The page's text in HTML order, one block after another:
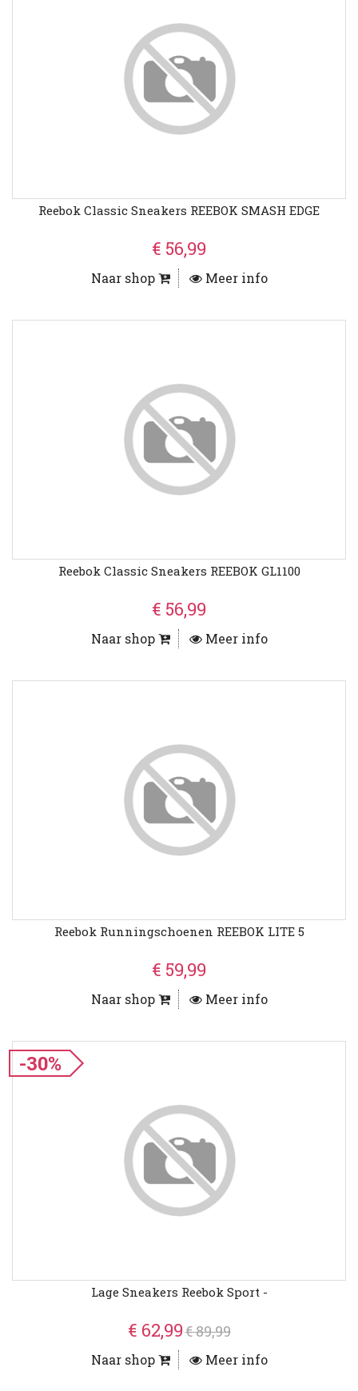
Reebok Classic Sneakers REEBOK SMASH EDGE
€ 56,99
Naar shop Meer info
Reebok Classic Sneakers REEBOK GL1100
€ 56,99
Naar shop Meer info
Reebok Runningschoenen REEBOK LITE 5
€ 59,99
Naar shop Meer info
-30%
Lage Sneakers Reebok Sport -
€ 62,99€ 89,99
Naar shop Meer info